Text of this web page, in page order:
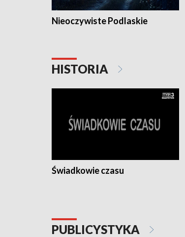
Nieoczywiste Podlaskie
HISTORIA
Świadkowie czasu
PUBLICYSTYKA